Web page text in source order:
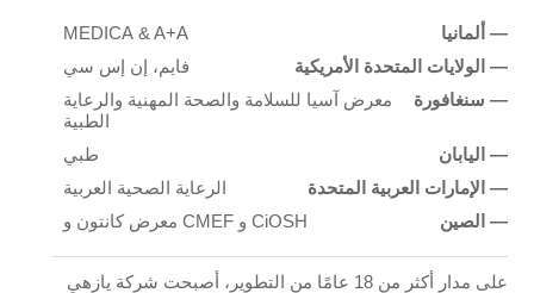
ألمانيا —
MEDICA & A+A
الولايات المتحدة الأمريكية —
فايم، إن إس سي
سنغافورة —
معرض آسيا للسلامة والصحة المهنية والرعاية
الطبية
اليابان —
طبي
الإمارات العربية المتحدة —
الرعاية الصحية العربية
الصين —
معرض كانتون و CMEF و CiOSH
على مدار أكثر من 18 عامًا من التطوير، أصبحت شركة يازهي